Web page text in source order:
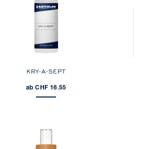
KRY-A-SEPT
ab CHF 16.55